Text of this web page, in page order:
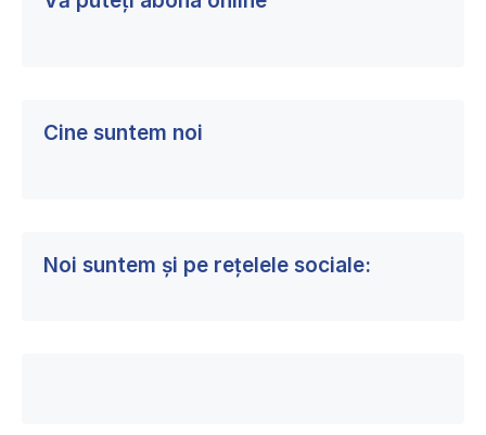
Cine suntem noi
Noi suntem și pe rețelele sociale: